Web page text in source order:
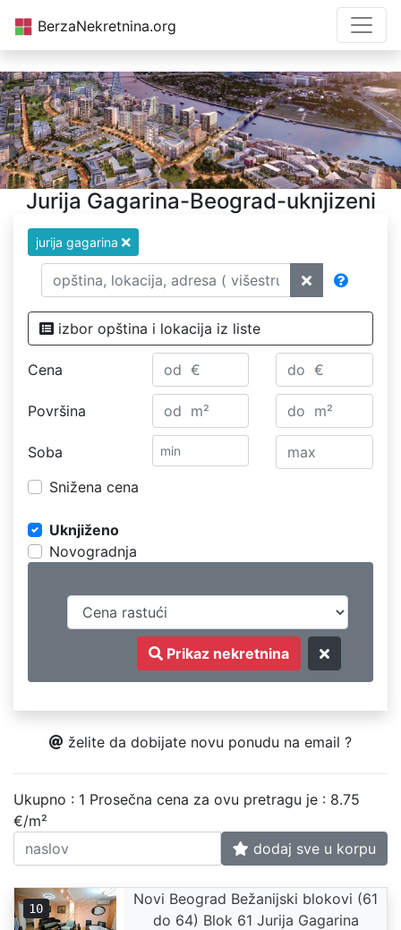
BerzaNekretnina.org
Jurija Gagarina-Beograd-uknjizeni
jurija gagarina
izbor opština i lokacija iz liste
Cena
Površina
Soba
Snižena cena
Uknjiženo
Novogradnja
Prikaz nekretnina
želite da dobijate novu ponudu na email ?
Ukupno : 1 Prosečna cena za ovu pretragu je : 8.75
€/m²
dodaj sve u korpu
10
Novi Beograd Bežanijski blokovi (61
do 64) Blok 61 Jurija Gagarina